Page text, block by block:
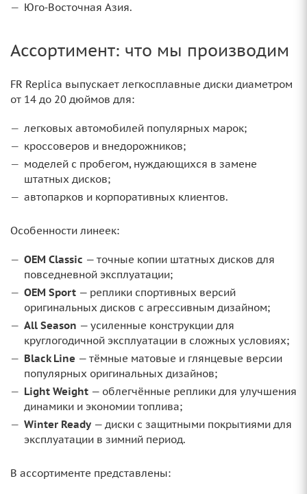
Юго‑Восточная Азия.
Ассортимент: что мы производим
FR Replica выпускает легкосплавные диски диаметром
от 14 до 20 дюймов для:
легковых автомобилей популярных марок;
кроссоверов и внедорожников;
моделей с пробегом, нуждающихся в замене
штатных дисков;
автопарков и корпоративных клиентов.
Особенности линеек:
OEM Classic — точные копии штатных дисков для
повседневной эксплуатации;
OEM Sport — реплики спортивных версий
оригинальных дисков с агрессивным дизайном;
All Season — усиленные конструкции для
круглогодичной эксплуатации в сложных условиях;
Black Line — тёмные матовые и глянцевые версии
популярных оригинальных дизайнов;
Light Weight — облегчённые реплики для улучшения
динамики и экономии топлива;
Winter Ready — диски с защитными покрытиями для
эксплуатации в зимний период.
В ассортименте представлены: